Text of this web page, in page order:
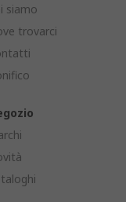
siamo
trovarci